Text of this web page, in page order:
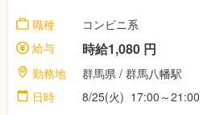
職種
コンビニ系
給与
時給1,080 円
勤務地
群馬県 / 群馬八幡駅
日時
8/25(火) 17:00～21:00